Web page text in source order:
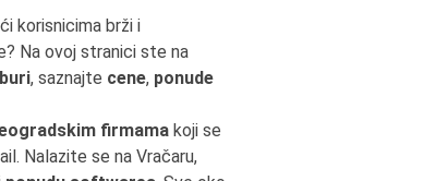
korisnicima brži i
Na ovoj stranici ste na
, saznajte cene, ponude
firmama koji se
Nalazite se na Vračaru,